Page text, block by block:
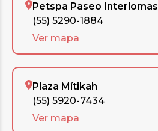
Petspa Paseo Interlomas
(55) 5290-1884
Ver mapa
Plaza Mítikah
(55) 5920-7434
Ver mapa